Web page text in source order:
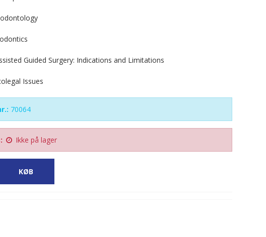
Guided Surgery: Indications and Limitations
Issues
70064
Ikke på lager
KØB